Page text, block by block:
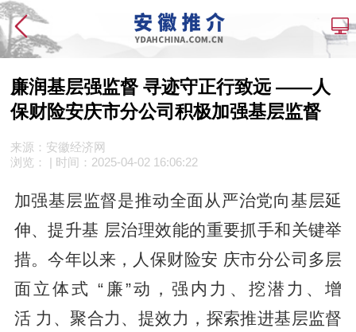
廉润基层强监督 寻迹守正行致远 ——人
保财险安庆市分公司积极加强基层监督
来源：安徽经济网
浏览：
| 时间： 2025-04-02 16:06:22
加强基层监督是推动全面从严治党向基层延
伸、提升基 层治理效能的重要抓手和关键举
措。今年以来，人保财险安 庆市分公司多层
面立体式 “廉”动，强内力、挖潜力、增
活 力、聚合力、提效力，探索推进基层监督